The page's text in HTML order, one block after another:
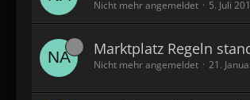
Nicht mehr angemeldet 5. Juli
Marktplatz Regeln
Nicht mehr angemeldet 21.